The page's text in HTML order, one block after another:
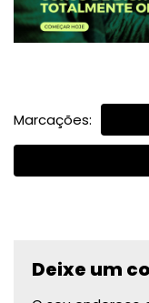
Marcações:
Deixe um